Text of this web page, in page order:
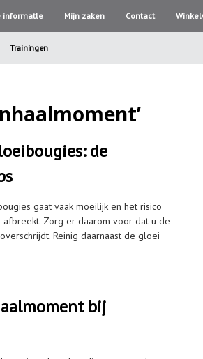
informatle Mijn zaken Contact
Trainingen
de
gaat vaak moeilijk en het risico
Zorg er daarom voor dat u de
Reinig daarnaast de gloei
bij